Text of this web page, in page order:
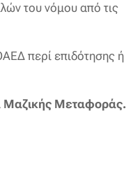
του νόμου από τις
περί επιδότησης ή
Μαζικής Μεταφοράς.